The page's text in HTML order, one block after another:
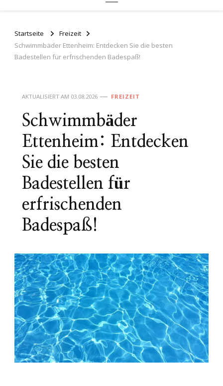
Startseite
Freizeit
Schwimmbäder Ettenheim: Entdecken Sie die besten
Badestellen für erfrischenden Badespaß!
AKTUALISIERT AM 03.08.2026 FREIZEIT
Schwimmbäder
Ettenheim: Entdecken
Sie die besten
Badestellen für
erfrischenden
Badespaß!